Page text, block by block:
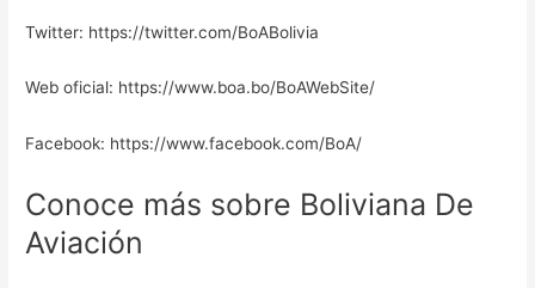
Twitter: https://twitter.com/BoABolivia
Web oficial: https://www.boa.bo/BoAWebSite/
Facebook: https://www.facebook.com/BoA/
Conoce más sobre Boliviana De
Aviación